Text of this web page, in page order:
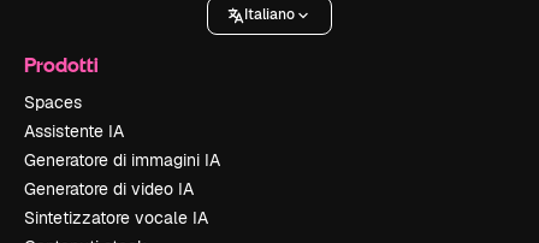
Italiano
Prodotti
Spaces
Assistente IA
Generatore di immagini IA
Generatore di video IA
Sintetizzatore vocale IA